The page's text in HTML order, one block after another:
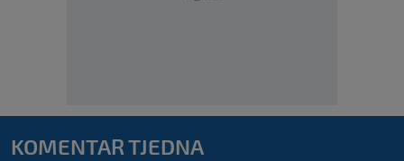
KOMENTAR TJEDNA